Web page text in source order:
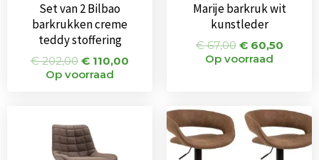
Set van 2 Bilbao
barkrukken creme
teddy stoffering
€202,00 € 110,00
Op voorraad
Marije barkruk wit
kunstleder
€67,00 €60,50
Op voorraad
Oorspronkelijke
prijs
was:
€ 115,00.
Huidige
prijs
was:
€ 242,00.
prijs
is:
€